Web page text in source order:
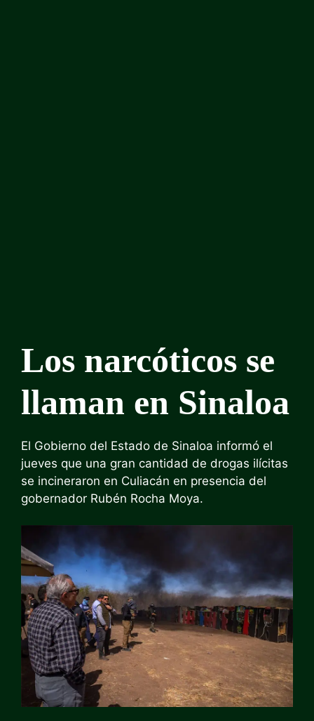
Los narcóticos se
llaman en Sinaloa
El Gobierno del Estado de Sinaloa informó el
jueves que una gran cantidad de drogas ilícitas
se incineraron en Culiacán en presencia del
gobernador Rubén Rocha Moya.